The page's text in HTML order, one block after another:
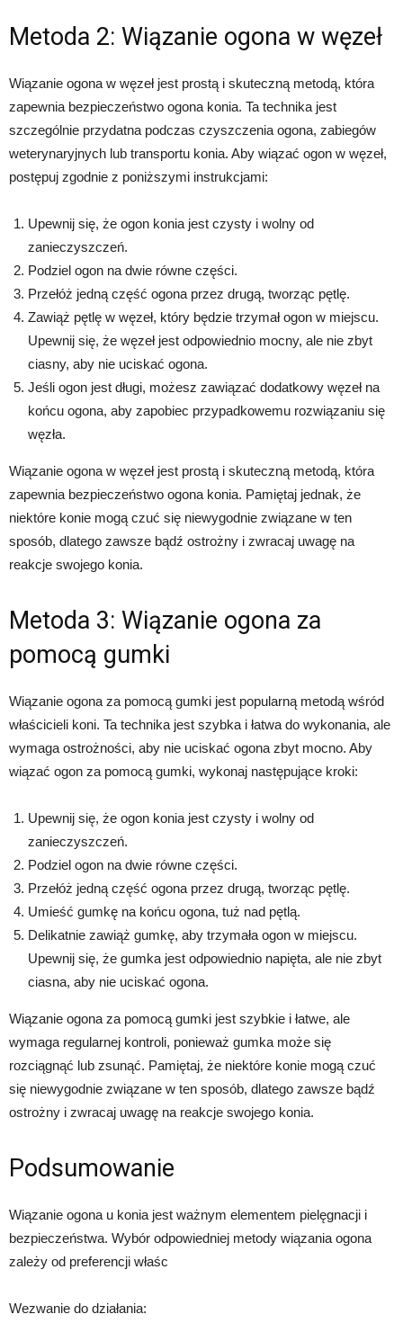
Metoda 2: Wiązanie ogona w węzeł
Wiązanie ogona w węzeł jest prostą i skuteczną metodą, która
zapewnia bezpieczeństwo ogona konia. Ta technika jest
szczególnie przydatna podczas czyszczenia ogona, zabiegów
weterynaryjnych lub transportu konia. Aby wiązać ogon w węzeł,
postępuj zgodnie z poniższymi instrukcjami:
Upewnij się, że ogon konia jest czysty i wolny od
zanieczyszczeń.
Podziel ogon na dwie równe części.
Przełóż jedną część ogona przez drugą, tworząc pętlę.
Zawiąż pętlę w węzeł, który będzie trzymał ogon w miejscu.
Upewnij się, że węzeł jest odpowiednio mocny, ale nie zbyt
ciasny, aby nie uciskać ogona.
Jeśli ogon jest długi, możesz zawiązać dodatkowy węzeł na
końcu ogona, aby zapobiec przypadkowemu rozwiązaniu się
węzła.
Wiązanie ogona w węzeł jest prostą i skuteczną metodą, która
zapewnia bezpieczeństwo ogona konia. Pamiętaj jednak, że
niektóre konie mogą czuć się niewygodnie związane w ten
sposób, dlatego zawsze bądź ostrożny i zwracaj uwagę na
reakcje swojego konia.
Metoda 3: Wiązanie ogona za
pomocą gumki
Wiązanie ogona za pomocą gumki jest popularną metodą wśród
właścicieli koni. Ta technika jest szybka i łatwa do wykonania, ale
wymaga ostrożności, aby nie uciskać ogona zbyt mocno. Aby
wiązać ogon za pomocą gumki, wykonaj następujące kroki:
Upewnij się, że ogon konia jest czysty i wolny od
zanieczyszczeń.
Podziel ogon na dwie równe części.
Przełóż jedną część ogona przez drugą, tworząc pętlę.
Umieść gumkę na końcu ogona, tuż nad pętlą.
Delikatnie zawiąż gumkę, aby trzymała ogon w miejscu.
Upewnij się, że gumka jest odpowiednio napięta, ale nie zbyt
ciasna, aby nie uciskać ogona.
Wiązanie ogona za pomocą gumki jest szybkie i łatwe, ale
wymaga regularnej kontroli, ponieważ gumka może się
rozciągnąć lub zsunąć. Pamiętaj, że niektóre konie mogą czuć
się niewygodnie związane w ten sposób, dlatego zawsze bądź
ostrożny i zwracaj uwagę na reakcje swojego konia.
Podsumowanie
Wiązanie ogona u konia jest ważnym elementem pielęgnacji i
bezpieczeństwa. Wybór odpowiedniej metody wiązania ogona
zależy od preferencji właśc
Wezwanie do działania: